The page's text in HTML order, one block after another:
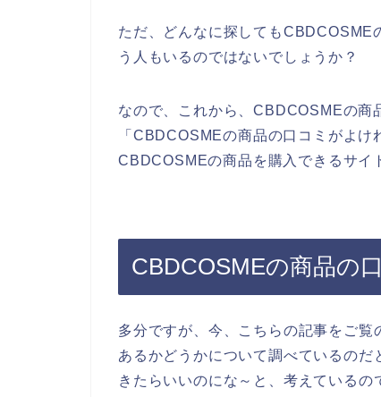
ただ、どんなに探してもCBDCOSME
う人もいるのではないでしょうか？
なので、これから、CBDCOSMEの商
「CBDCOSMEの商品の口コミがよ
CBDCOSMEの商品を購入できるサイ
CBDCOSMEの商品の
多分ですが、今、こちらの記事をご
あるかどうかについて調べているの
きたらいいのにな～と、考えているの